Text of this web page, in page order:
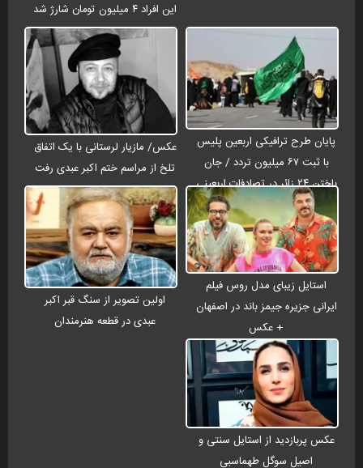
این افراد ۴ میلیون تومان شارژ شد
پایان طرح ترافیکی اربعین پلیس
با ثبت ۶۷ میلیون تردد / جان
باختن ۲۴ زائر در تصادفات اربعینی
عکس/ مازیار لرستانی با یک اتفاق
تلخ از مراسم ختم اکبر عبدی رفت
استایل زیبای مدل روس فیلم
ایرانی جزیره جیمز باند در اصفهان
+ عکس
اولین تصویر از سنگ قبر اکبر
عبدی در قطعه هنرمندان
عکس پربازدید از استایل سنتی و
اصیل سوگل طهماسبی